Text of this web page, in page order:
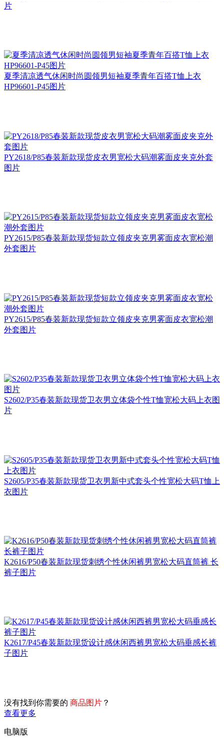
片
夏季清凉透气休闲时尚圆领男短袖夏季青年百搭T恤上衣
HP96601-P45图片
PY2618/P85春装新款现货皮衣男宽松大码潮雾面皮夹克外套
图片
PY2615/P85春装新款现货短款立领皮夹克男雾面皮衣宽松潮
外套图片
PY2615/P85春装新款现货短款立领皮夹克男雾面皮衣宽松潮
外套图片
S2602/P35春装新款现货卫衣男立体袋个性T恤宽松大码上衣图
片
S2605/P35春装新款现货卫衣男新中式套头个性宽松大码T恤上
衣图片
K2616/P50春装新款现货刺绣个性休闲裤男宽松大码直筒裤 长
裤子图片
K2617/P45春装新款现货设计感休闲西裤男宽松大码垂感长裤
子图片
没有找到你需要的 商品图片 ？
查看更多
电脑版